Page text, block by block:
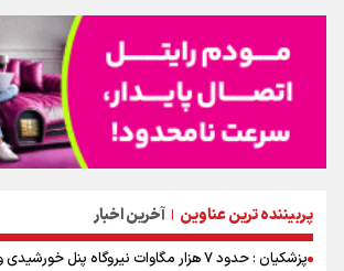
پربیننده ترین عناوین | آخرین اخبار
پزشکیان : حدود ۷ هزار مگاوات نیروگاه پنل خورشیدی وارد مدار شده است